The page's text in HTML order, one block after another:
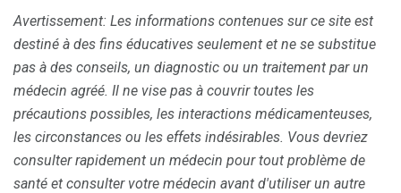
Avertissement: Les informations contenues sur ce site est
destiné à des fins éducatives seulement et ne se substitue
pas à des conseils, un diagnostic ou un traitement par un
médecin agréé. Il ne vise pas à couvrir toutes les
précautions possibles, les interactions médicamenteuses,
les circonstances ou les effets indésirables. Vous devriez
consulter rapidement un médecin pour tout problème de
santé et consulter votre médecin avant d'utiliser un autre